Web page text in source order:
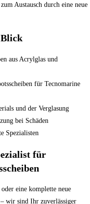
Austausch durch eine neue
aus Acrylglas und
für Tecnomarine
und der Verglasung
bei Schäden
Spezialisten
für
eine komplette neue
wir sind Ihr zuverlässiger